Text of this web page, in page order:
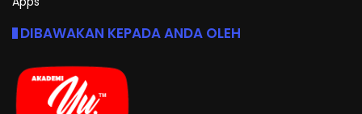
DIBAWAKAN KEPADA ANDA OLEH